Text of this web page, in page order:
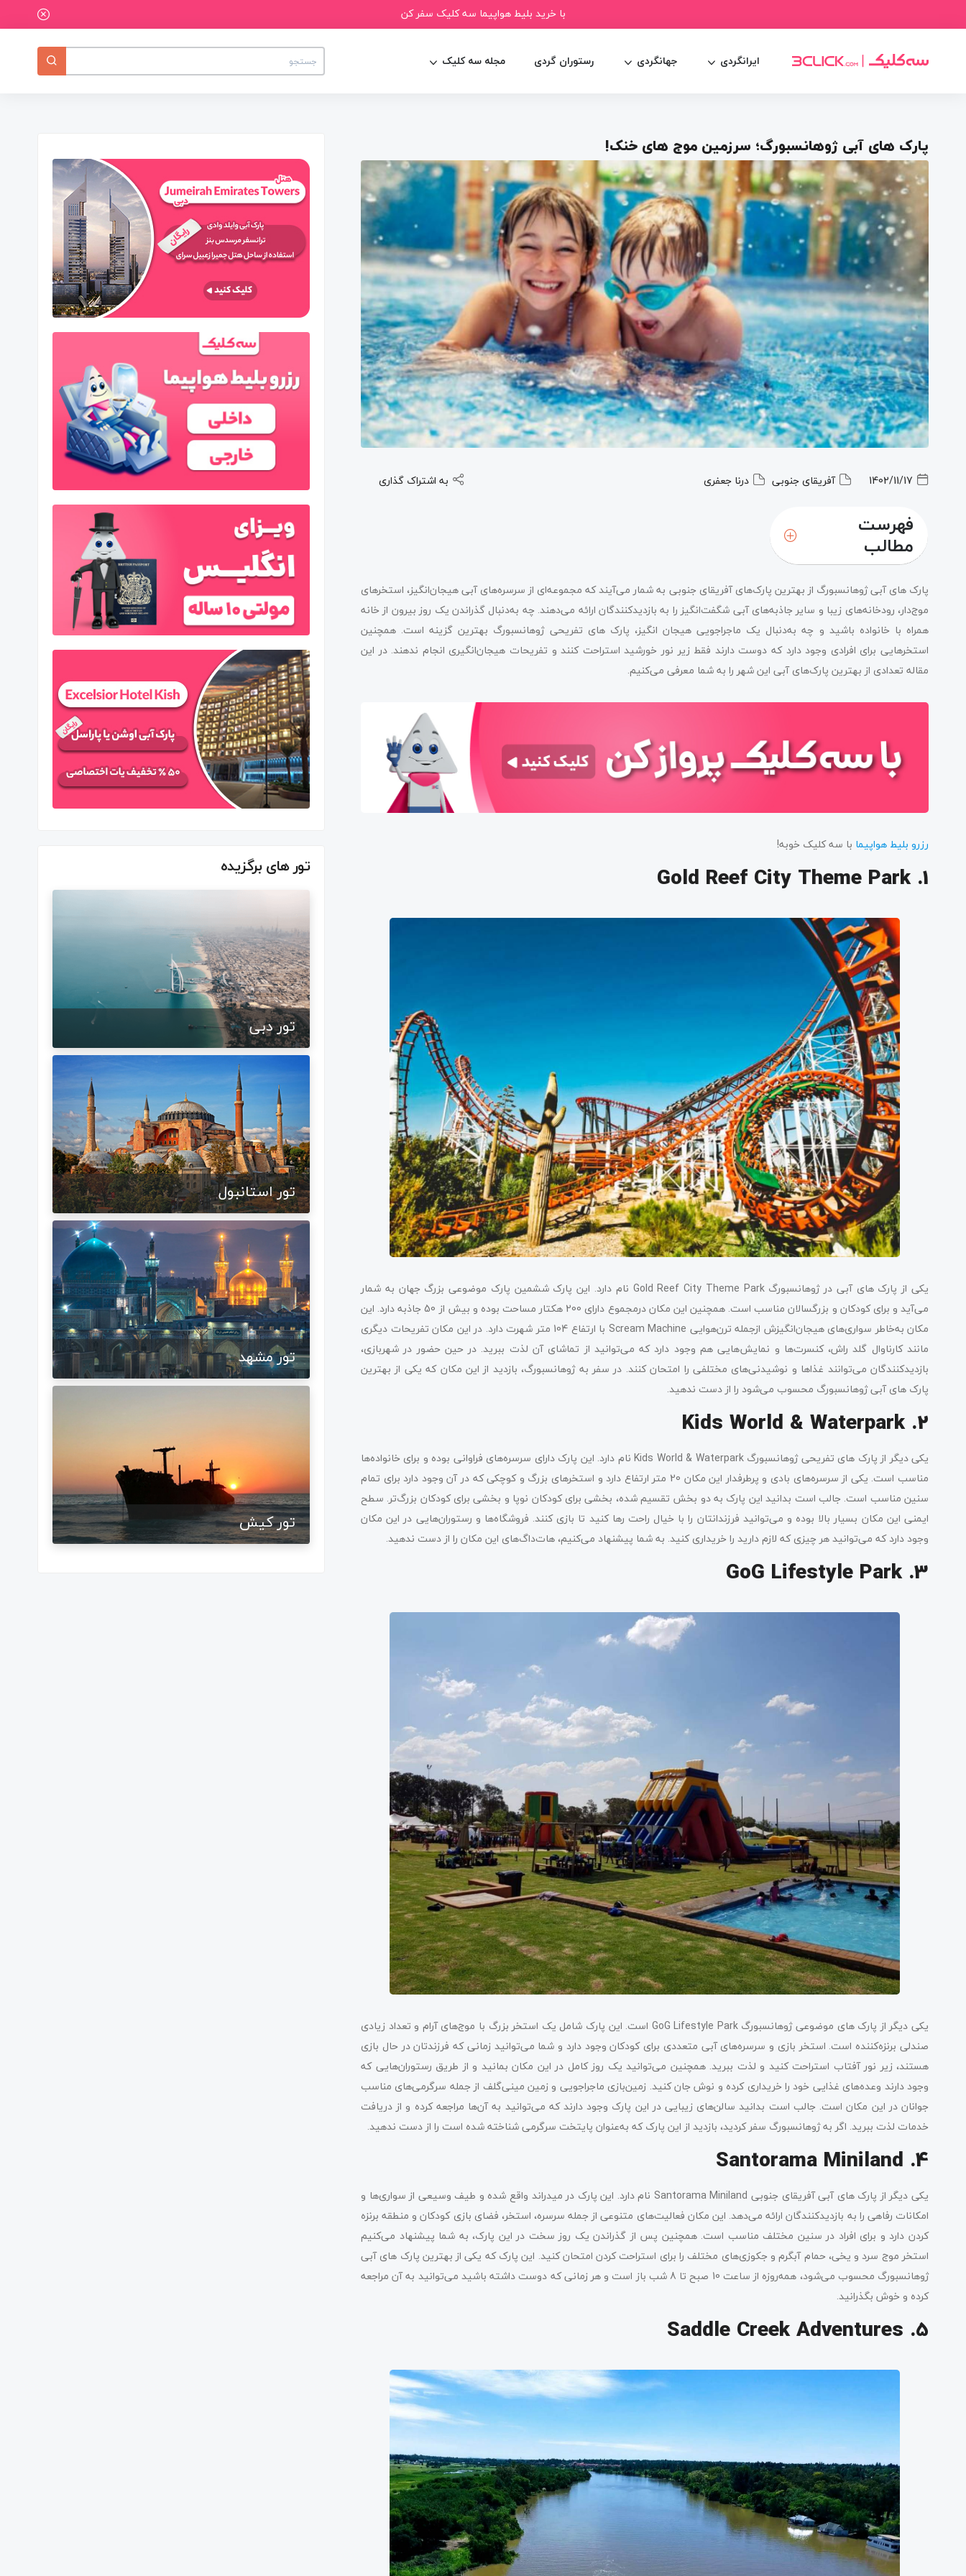
با خرید بلیط هواپیما سه کلیک سفر کن
ایرانگردی جهانگردی رستوران گردی مجله سه کلیک
پارک های آبی ژوهانسبورگ؛ سرزمین موج های خنک!
1402/11/17 آفریقای جنوبی درنا جعفری به اشتراک گذاری
فهرست
مطالب
پارک های آبی ژوهانسبورگ از بهترین پارک‌های آفریقای جنوبی به شمار می‌آیند که مجموعه‌ای از سرسره‌های آبی هیجان‌انگیز، استخرهای
موج‌دار، رودخانه‌های زیبا و سایر جاذبه‌های آبی شگفت‌انگیز را به بازدیدکنندگان ارائه می‌دهند. چه به‌دنبال گذراندن یک روز بیرون از خانه
همراه با خانواده باشید و چه به‌دنبال یک ماجراجویی هیجان انگیز، پارک های تفریحی ژوهانسبورگ بهترین گزینه است. همچنین
استخرهایی برای افرادی وجود دارد که دوست دارند فقط زیر نور خورشید استراحت کنند و تفریحات هیجان‌انگیری انجام ندهند. در این
مقاله تعدادی از بهترین پارک‌های آبی این شهر را به شما معرفی می‌کنیم.
رزرو بلیط هواپیما با سه کلیک خوبه!
1. Gold Reef City Theme Park
یکی از پارک های آبی در ژوهانسبورگ Gold Reef City Theme Park نام دارد. این پارک ششمین پارک موضوعی بزرگ جهان به شمار
می‌آید و برای کودکان و بزرگسالان مناسب است. همچنین این مکان درمجموع دارای 200 هکتار مساحت بوده و بیش از 50 جاذبه دارد. این
مکان به‌خاطر سواری‌های هیجان‌انگیزش ازجمله ترن‌هوایی Scream Machine با ارتفاع 104 متر شهرت دارد. در این مکان تفریحات دیگری
مانند کارناوال گلد راش، کنسرت‌ها و نمایش‌هایی هم وجود دارد که می‌توانید از تماشای آن لذت ببرید. در حین حضور در شهربازی،
بازدیدکنندگان می‌توانند غذاها و نوشیدنی‌های مختلفی را امتحان کنند. در سفر به ژوهانسبورگ، بازدید از این مکان که یکی از بهترین
پارک های آبی ژوهانسبورگ محسوب می‌شود را از دست ندهید.
2. Kids World & Waterpark
یکی دیگر از پارک های تفریحی ژوهانسبورگ Kids World & Waterpark نام دارد. این پارک دارای سرسره‌های فراوانی بوده و برای خانواده‌ها
مناسب است. یکی از سرسره‌های بادی و پرطرفدار این مکان 20 متر ارتفاع دارد و استخرهای بزرگ و کوچکی که در آن وجود دارد برای تمام
سنین مناسب است. جالب است بدانید این پارک به دو بخش تقسیم شده، بخشی برای کودکان نوپا و بخشی برای کودکان بزرگ‌تر. سطح
ایمنی این مکان بسیار بالا بوده و می‌توانید فرزندانتان را با خیال راحت رها کنید تا بازی کنند. فروشگاه‌ها و رستوران‌هایی در این مکان
وجود دارد که می‌توانید هر چیزی که لازم دارید را خریداری کنید. به شما پیشنهاد می‌کنیم، هات‌داگ‌های این مکان را از دست ندهید.
3. GoG Lifestyle Park
یکی دیگر از پارک های موضوعی ژوهانسبورگ GoG Lifestyle Park است. این پارک شامل یک استخر بزرگ با موج‌های آرام و تعداد زیادی
صندلی برنزه‌کننده است. استخر بازی و سرسره‌های آبی متعددی برای کودکان وجود دارد و شما می‌توانید زمانی که فرزندتان در حال بازی
هستند، زیر نور آفتاب استراحت کنید و لذت ببرید. همچنین می‌توانید یک روز کامل در این مکان بمانید و از طریق رستوران‌هایی که
وجود دارند وعده‌های غذایی خود را خریداری کرده و نوش جان کنید. زمین‌بازی ماجراجویی و زمین مینی‌گلف از جمله سرگرمی‌های مناسب
جوانان در این مکان است. جالب است بدانید سالن‌های زیبایی در این پارک وجود دارند که می‌توانید به آن‌ها مراجعه کرده و از دریافت
خدمات لذت ببرید. اگر به ژوهانسبورگ سفر کردید، بازدید از این پارک که به‌عنوان پایتخت سرگرمی شناخته شده است را از دست ندهید.
4. Santorama Miniland
یکی دیگر از پارک های آبی آفریقای جنوبی Santorama Miniland نام دارد. این پارک در میدراند واقع شده و طیف وسیعی از سواری‌ها و
امکانات رفاهی را به بازدیدکنندگان ارائه می‌دهد. این مکان فعالیت‌های متنوعی از جمله سرسره، استخر، فضای بازی کودکان و منطقه برنزه
کردن دارد و برای افراد در سنین مختلف مناسب است. همچنین پس از گذراندن یک روز سخت در این پارک، به شما پیشنهاد می‌کنیم
استخر موج سرد و یخی، حمام آبگرم و جکوزی‌های مختلف را برای استراحت کردن امتحان کنید. این پارک که یکی از بهترین پارک های آبی
ژوهانسبورگ محسوب می‌شود، همه‌روزه از ساعت 10 صبح تا 8 شب باز است و هر زمانی که دوست داشته باشید می‌توانید به آن مراجعه
کرده و خوش بگذرانید.
5. Saddle Creek Adventures
تور های برگزیده
تور دبی
تور استانبول
تور مشهد
تور کیش